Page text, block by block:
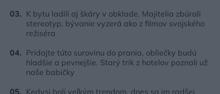
K bytu ladili aj škáry v obklade. Majitelia zbúrali
stereotyp, bývanie vyzerá ako z filmov svojského
režiséra
Pridajte túto surovinu do prania, obliečky budú
hladšie a pevnejšie. Starý trik z hotelov poznali už
naše babičky
Kedysi boli veľkým trendom, dnes sa im radšej